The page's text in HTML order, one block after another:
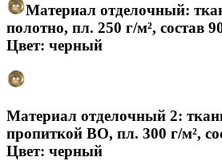
Материал отделочный:
полотно, пл. 250 г/м², состав
Цвет: черный
Материал отделочный 2:
пропиткой ВО, пл. 300 г/м²,
Цвет: черный